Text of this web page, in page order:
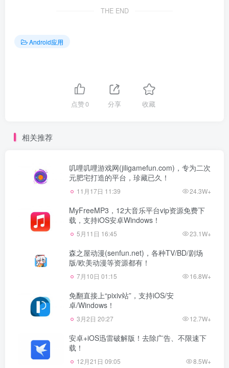
THE END
Android应用
点赞0 分享 收藏
相关推荐
叽哩叽哩游戏网(jiligamefun.com)，专为二次
元肥宅打造的平台，珍藏已久！
11月17日 11:39 24.3W+
MyFreeMP3，12大音乐平台vip资源免费下
载，支持iOS安卓Windows！
5月11日 16:45 23.1W+
森之屋动漫(senfun.net)，各种TV/BD/剧场
版/欧美动漫等资源都有！
7月10日 01:15 16.8W+
免翻直接上“pixiv站”，支持iOS/安
卓/Windows！
3月2日 20:27 12.7W+
安卓+iOS迅雷破解版！去除广告、不限速下
载！
12月21日 09:05 8.5W+